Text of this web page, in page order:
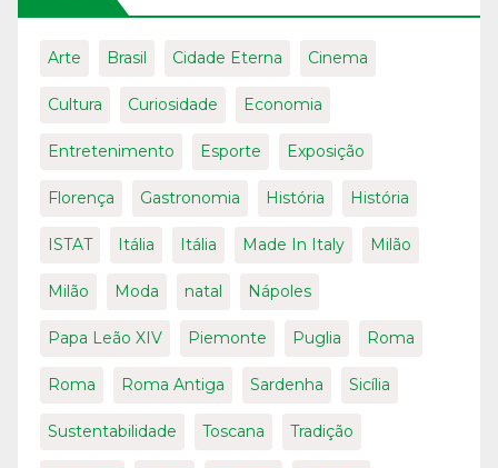
Arte Brasil Cidade Eterna Cinema
Cultura Curiosidade Economia
Entretenimento Esporte Exposição
Florença Gastronomia História História
ISTAT Itália Itália Made In Italy Milão
Milão Moda natal Nápoles
Papa Leão XIV Piemonte Puglia Roma
Roma Roma Antiga Sardenha Sicília
Sustentabilidade Toscana Tradição